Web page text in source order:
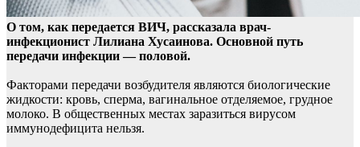
О том, как передается ВИЧ, рассказала врач-
инфекционист Лилиана Хусаинова. Основной путь
передачи инфекции — половой.
Факторами передачи возбудителя являются биологические
жидкости: кровь, сперма, вагинальное отделяемое, грудное
молоко. В общественных местах заразиться вирусом
иммунодефицита нельзя.